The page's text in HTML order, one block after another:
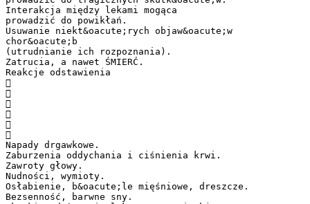
Interakcja między lekami mogąca
prowadzić do powikłań.
Usuwanie niekt&oacute;rych objaw&oacute;w
chor&oacute;b
(utrudnianie ich rozpoznania).
Zatrucia, a nawet ŚMIERĆ.
Reakcje odstawienia






Napady drgawkowe.
Zaburzenia oddychania i ciśnienia krwi.
Zawroty głowy.
Nudności, wymioty.
Osłabienie, b&oacute;le mięśniowe, dreszcze.
Bezsenność, barwne sny.